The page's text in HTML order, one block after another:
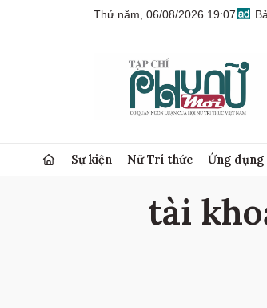
Thứ năm, 06/08/2026 19:07
Sự kiện Nữ Trí thức Ứng
tài